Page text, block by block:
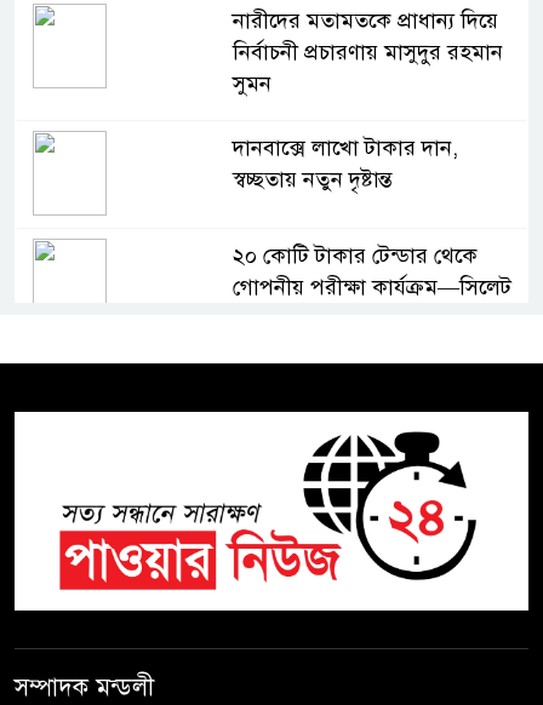
নারীদের মতামতকে প্রাধান্য দিয়ে
নির্বাচনী প্রচারণায় মাসুদুর রহমান
সুমন
দানবাক্সে লাখো টাকার দান,
স্বচ্ছতায় নতুন দৃষ্টান্ত
২০ কোটি টাকার টেন্ডার থেকে
গোপনীয় পরীক্ষা কার্যক্রম—সিলেট
সিলেটে চিকিৎসকের কিশোর ছেলের
ঝুলন্ত মরদেহ উদ্ধার
শতাব্দী রায়ের বাড়িতে বিদ্রোহীদের
বৈঠক, পশ্চিমবঙ্গে তৃনমূলে ভাঙনের
ইঙ্গিত !
বিএনপি নেতার ওপর হামলার
সম্পাদক মন্ডলী